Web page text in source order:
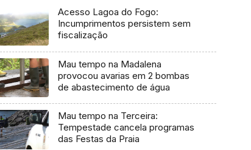
Acesso Lagoa do Fogo:
Incumprimentos persistem sem
fiscalização
Mau tempo na Madalena
provocou avarias em 2 bombas
de abastecimento de água
Mau tempo na Terceira:
Tempestade cancela programas
das Festas da Praia